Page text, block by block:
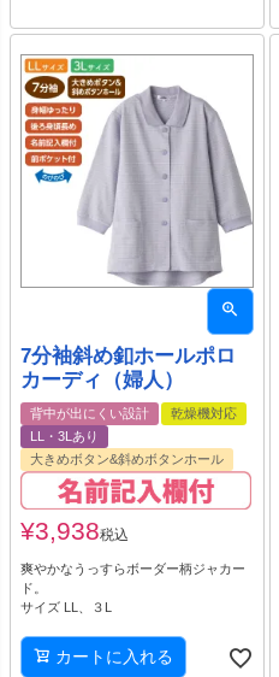
7分袖斜め釦ホールポロ
カーディ（婦人）
背中が出にくい設計
乾燥機対応
LL・3Lあり
大きめボタン&斜めボタンホール
¥3,938税込
爽やかなうっすらボーダー柄ジャカー
ド。
サイズ LL、３L
カートに入れる